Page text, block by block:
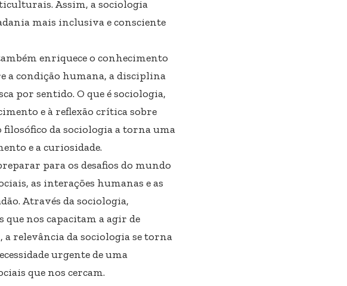
Assim, a sociologia
mais inclusiva e consciente
enriquece o conhecimento
a condição humana, a disciplina
por sentido. O que é sociologia,
e à reflexão crítica sobre
filosófico da sociologia a torna uma
e a curiosidade.
para os desafios do mundo
as interações humanas e as
Através da sociologia,
nos capacitam a agir de
a relevância da sociologia se torna
urgente de uma
que nos cercam.